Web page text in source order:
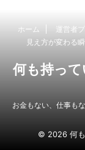
ホーム 運営者
見え方が変わる
何も持っ
お金もない、仕事も
© 2026 何も